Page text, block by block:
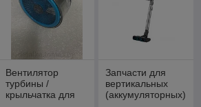
Вентилятор
турбины /
крыльчатка для
Запчасти для
вертикальных
(аккумуляторных)